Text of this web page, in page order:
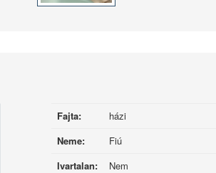
Fajta:
házi
Neme:
Fiú
Ivartalan:
Nem